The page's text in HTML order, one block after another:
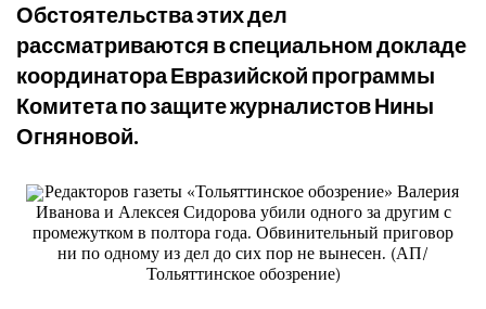
Обстоятельства этих дел
рассматриваются в специальном докладе
координатора Евразийской программы
Комитета по защите журналистов Нины
Огняновой.